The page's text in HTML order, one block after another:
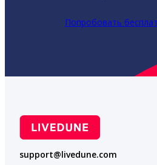
Попробовать
support@livedune.com